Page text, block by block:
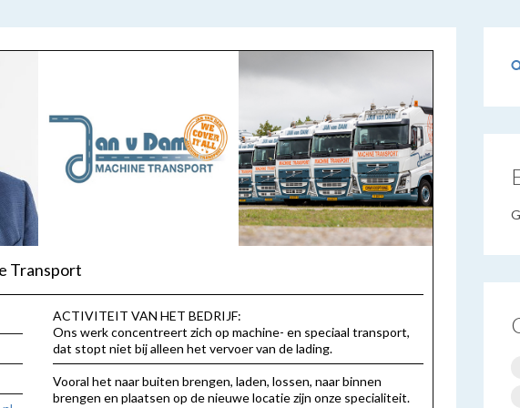
Transport
ACTIVITEIT VAN HET BEDRIJF:
Ons werk concentreert zich op machine- en speciaal transport,
dat stopt niet bij alleen het vervoer van de lading.
Vooral het naar buiten brengen, laden, lossen, naar binnen
brengen en plaatsen op de nieuwe locatie zijn onze specialiteit.